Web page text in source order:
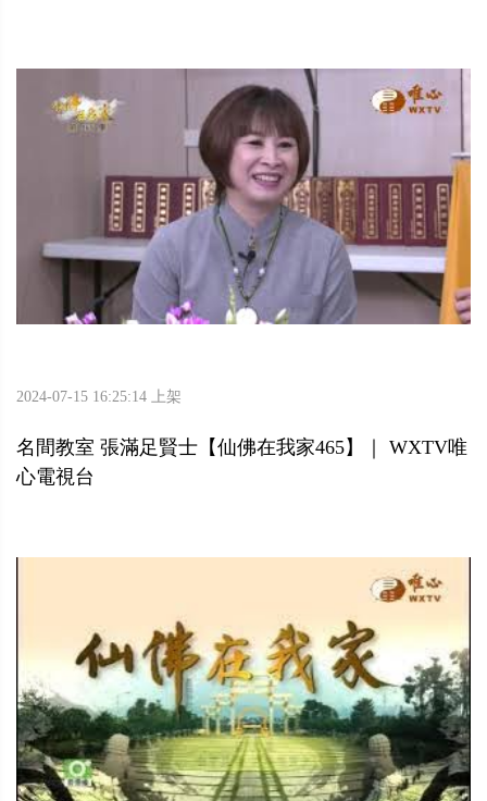
2024-07-15 16:25:14 上架
名間教室 張滿足賢士【仙佛在我家465】｜ WXTV唯
心電視台